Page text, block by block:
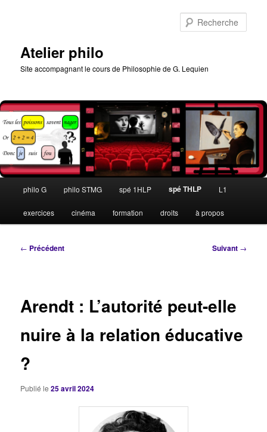
Atelier philo
Site accompagnant le cours de Philosophie de G. Lequien
principal
philo G philo STMG spé 1HLP spé THLP L1
exercices cinéma formation droits à propos
Navigation
← Précédent Suivant →
Arendt : L’autorité peut-elle
nuire à la relation éducative
?
Publié le25 avril 2024